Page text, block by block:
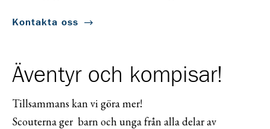
Kontakta oss
Äventyr och kompisar!
Tillsammans kan vi göra mer!
Scouterna ger barn och unga från alla delar av